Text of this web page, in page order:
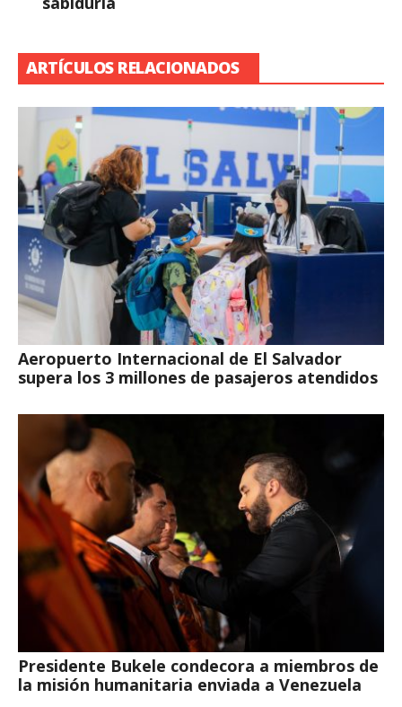
ARTÍCULOS RELACIONADOS
Aeropuerto Internacional de El Salvador
supera los 3 millones de pasajeros atendidos
Presidente Bukele condecora a miembros de
la misión humanitaria enviada a Venezuela